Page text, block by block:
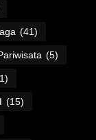
(41)
(5)
(15)